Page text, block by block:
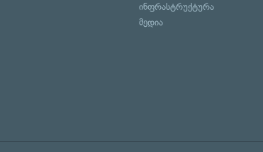
ინფრასტრუქტურა
მედია